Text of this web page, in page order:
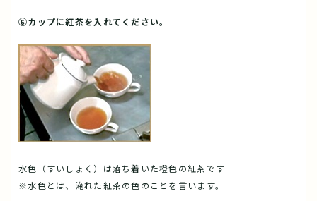
⑥カップに紅茶を入れてください。
水色（すいしょく）は落ち着いた橙色の紅茶です
※水色とは、淹れた紅茶の色のことを言います。